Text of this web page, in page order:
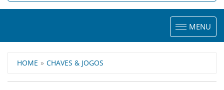
Toggle
navigation
MENU
HOME CHAVES & JOGOS